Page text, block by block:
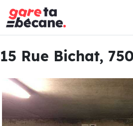
15 Rue Bichat,